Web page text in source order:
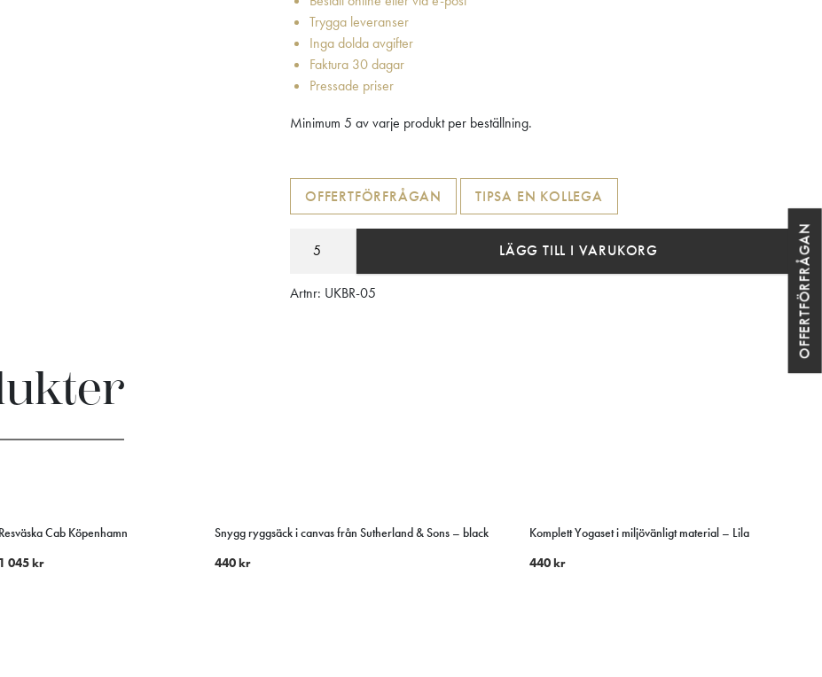
Trygga leveranser
Inga dolda avgifter
Faktura 30 dagar
Pressade priser
Minimum 5 av varje produkt per beställning.
OFFERTFÖRFRÅGAN TIPSA EN KOLLEGA
LÄGG TILL I VARUKORG
Artnr: UKBR-05
Resväska Cab Köpenhamn
1 045kr
Snygg ryggsäck i canvas från Sutherland & Sons – black
440kr
Komplett Yogaset i miljövänligt material – Lila
440kr
OFFERTFÖRFRÅGAN